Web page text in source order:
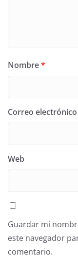
Nombre*
Correo electrónico
Web
Guardar mi
este navegador
comentario.